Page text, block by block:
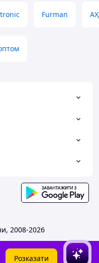
Furman
2008-2026
Розказати